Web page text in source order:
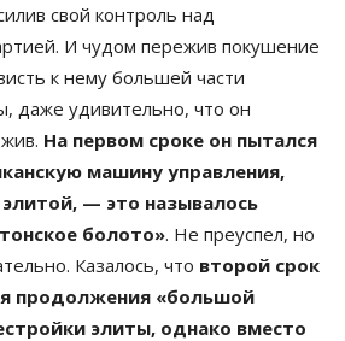
свой контроль над
И чудом пережив покушение
к нему большей части
даже удивительно, что он
На первом сроке он пытался
машину управления,
— это называлось
болото». Не преуспел, но
Казалось, что второй срок
продолжения «большой
элиты, однако вместо